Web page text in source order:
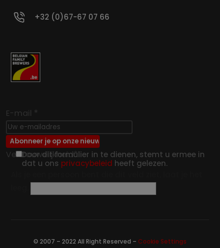
+32 (0)67-67 07 66
E-mail *
Vertrouwelijkheid*
Door dit formulier in te dienen, stemt u ermee in
dat u ons privacybeleid heeft gelezen.
© 2007 – 2022 All Right Reserved – Cookie Settings